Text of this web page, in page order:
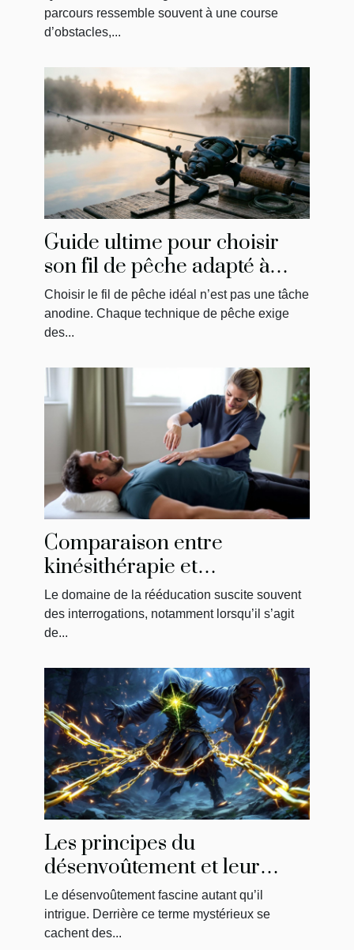
parcours ressemble souvent à une course
d’obstacles,...
Guide ultime pour choisir
son fil de pêche adapté à
chaque technique
Choisir le fil de pêche idéal n’est pas une tâche
anodine. Chaque technique de pêche exige
des...
Comparaison entre
kinésithérapie et
physiothérapie : ce qu'il faut
savoir
Le domaine de la rééducation suscite souvent
des interrogations, notamment lorsqu’il s’agit
de...
Les principes du
désenvoûtement et leur
impact sur la libération
énergétique
Le désenvoûtement fascine autant qu’il
intrigue. Derrière ce terme mystérieux se
cachent des...